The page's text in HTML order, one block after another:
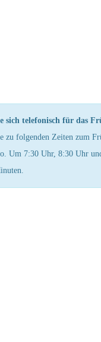
sich telefonisch für das
zu folgenden Zeiten zum
Um 7:30 Uhr, 8:30 Uhr